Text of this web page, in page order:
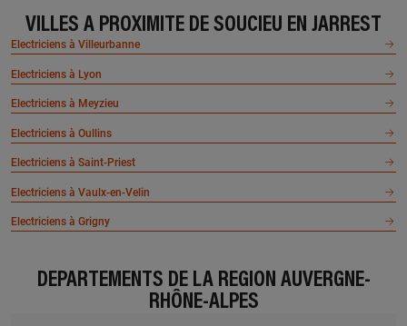
VILLES À PROXIMITÉ DE SOUCIEU EN JARREST
Electriciens à Villeurbanne
Electriciens à Lyon
Electriciens à Meyzieu
Electriciens à Oullins
Electriciens à Saint-Priest
Electriciens à Vaulx-en-Velin
Electriciens à Grigny
DÉPARTEMENTS DE LA RÉGION AUVERGNE-
RHÔNE-ALPES